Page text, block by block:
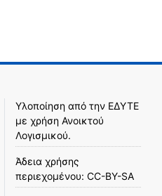
Υλοποίηση από την ΕΔΥΤΕ
με χρήση Ανοικτού
Λογισμικού.
Άδεια χρήσης
περιεχομένου: CC-BY-SA